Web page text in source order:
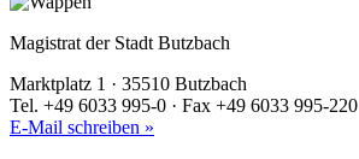
Magistrat der Stadt Butzbach
Marktplatz 1 · 35510 Butzbach
Tel. +49 6033 995-0 · Fax +49 6033 995-220
E-Mail schreiben »